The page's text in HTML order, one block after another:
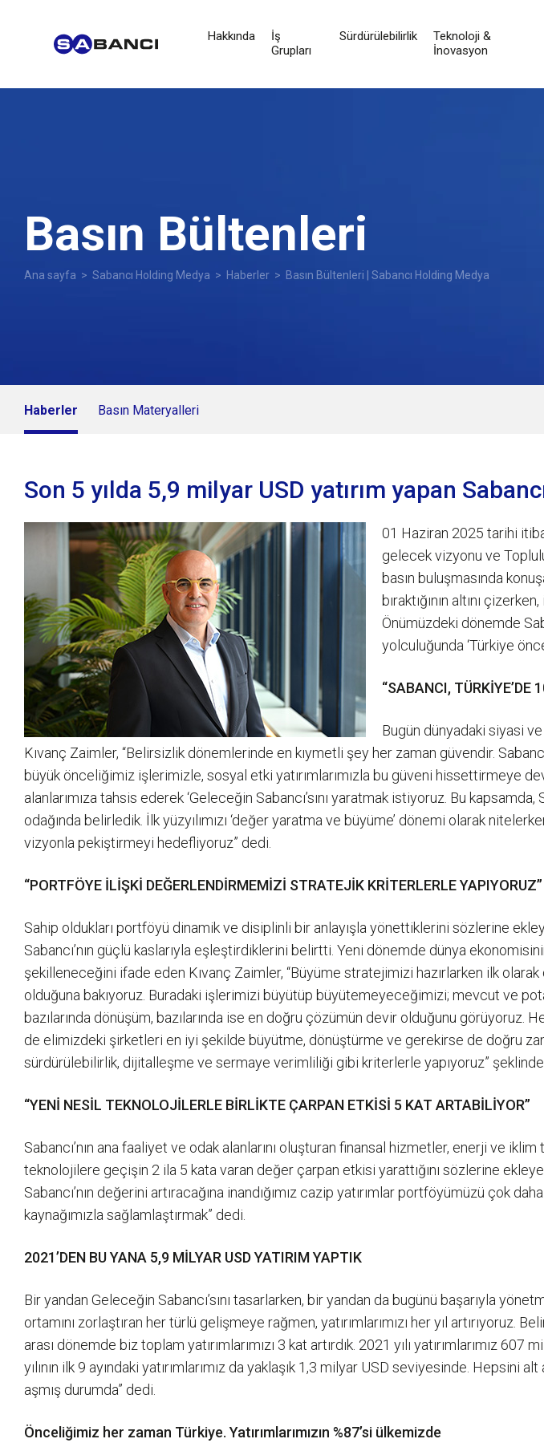
Hakkında
İş
Grupları
Sürdürülebilirlik
Teknoloji &
İnovasyon
Basın Bültenleri
Ana sayfa > Sabancı Holding Medya > Haberler > Basın Bültenleri | Sabancı Holding Medya
Haberler Basın Materyalleri
Son 5 yılda 5,9 milyar USD yatırım yapan
01 Haziran 2025 tarihi
gelecek vizyonu ve
basın buluşmasında
bıraktığının altını
Önümüzdeki dönemde
yolculuğunda ‘Türkiye
“SABANCI, TÜRKİYE’DE
Bugün dünyadaki siyasi
Kıvanç Zaimler, “Belirsizlik dönemlerinde en kıymetli şey her zaman güvendir.
büyük önceliğimiz işlerimizle, sosyal etki yatırımlarımızla bu güveni hissettirmeye
alanlarımıza tahsis ederek ‘Geleceğin Sabancı’sını yaratmak istiyoruz. Bu
odağında belirledik. İlk yüzyılımızı ‘değer yaratma ve büyüme’ dönemi olarak
vizyonla pekiştirmeyi hedefliyoruz” dedi.
“PORTFÖYE İLİŞKİ DEĞERLENDİRMEMİZİ STRATEJİK KRİTERLERLE YAPIYORUZ”
Sahip oldukları portföyü dinamik ve disiplinli bir anlayışla yönettiklerini sözlerine
Sabancı’nın güçlü kaslarıyla eşleştirdiklerini belirtti. Yeni dönemde dünya
şekilleneceğini ifade eden Kıvanç Zaimler, “Büyüme stratejimizi hazırlarken ilk
olduğuna bakıyoruz. Buradaki işlerimizi büyütüp büyütemeyeceğimizi; mevcut ve
bazılarında dönüşüm, bazılarında ise en doğru çözümün devir olduğunu görüyoruz.
de elimizdeki şirketleri en iyi şekilde büyütme, dönüştürme ve gerekirse de doğru
sürdürülebilirlik, dijitalleşme ve sermaye verimliliği gibi kriterlerle yapıyoruz” şeklinde
“YENİ NESİL TEKNOLOJİLERLE BİRLİKTE ÇARPAN ETKİSİ 5 KAT ARTABİLİYOR”
Sabancı’nın ana faaliyet ve odak alanlarını oluşturan finansal hizmetler, enerji ve
teknolojilere geçişin 2 ila 5 kata varan değer çarpan etkisi yarattığını sözlerine
Sabancı’nın değerini artıracağına inandığımız cazip yatırımlar portföyümüzü çok
kaynağımızla sağlamlaştırmak” dedi.
2021’DEN BU YANA 5,9 MİLYAR USD YATIRIM YAPTIK
Bir yandan Geleceğin Sabancı’sını tasarlarken, bir yandan da bugünü başarıyla
ortamını zorlaştıran her türlü gelişmeye rağmen, yatırımlarımızı her yıl artırıyoruz.
arası dönemde biz toplam yatırımlarımızı 3 kat artırdık. 2021 yılı yatırımlarımız
yılının ilk 9 ayındaki yatırımlarımız da yaklaşık 1,3 milyar USD seviyesinde. Hepsini
aşmış durumda” dedi.
Önceliğimiz her zaman Türkiye. Yatırımlarımızın %87’si ülkemizde